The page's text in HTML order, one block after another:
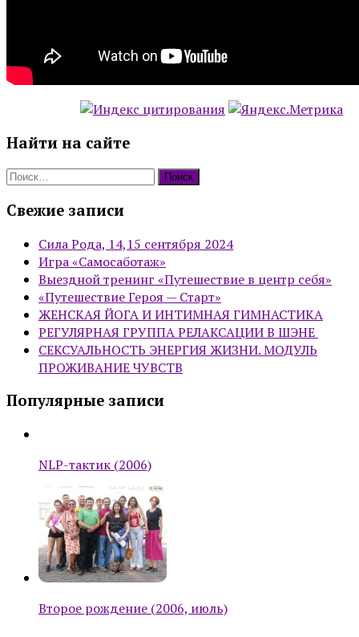
Найти на сайте
Найти:
Свежие записи
Сила Рода, 14,15 сентября 2024
Игра «Самосаботаж»
Выездной тренинг «Путешествие в центр себя»
«Путешествие Героя — Старт»
ЖЕНСКАЯ ЙОГА И ИНТИМНАЯ ГИМНАСТИКА
РЕГУЛЯРНАЯ ГРУППА РЕЛАКСАЦИИ В ШЭНЕ
СЕКСУАЛЬНОСТЬ ЭНЕРГИЯ ЖИЗНИ. МОДУЛЬ
ПРОЖИВАНИЕ ЧУВСТВ
Популярные записи
NLP-тактик (2006)
Второе рождение (2006, июль)